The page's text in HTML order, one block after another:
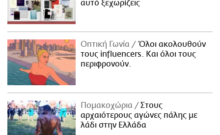
αυτό ξεχωρίζεις
Οπτική Γωνία
Όλοι ακολουθούν
τους influencers. Και όλοι τους
περιφρονούν.
Πομακοχώρια
Στους
αρχαιότερους αγώνες πάλης με
λάδι στην Ελλάδα